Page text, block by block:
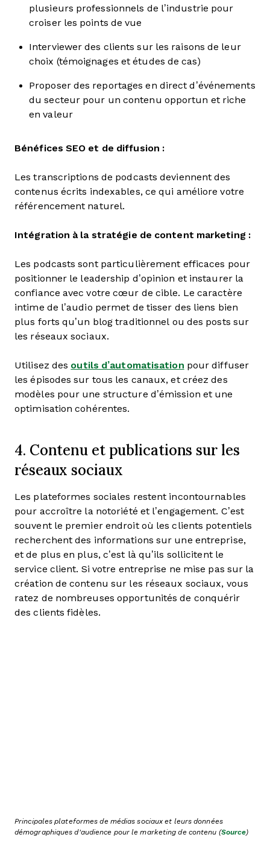
plusieurs professionnels de l’industrie pour
croiser les points de vue
Interviewer des clients sur les raisons de leur
choix (témoignages et études de cas)
Proposer des reportages en direct d’événements
du secteur pour un contenu opportun et riche
en valeur
Bénéfices SEO et de diffusion :
Les transcriptions de podcasts deviennent des
contenus écrits indexables, ce qui améliore votre
référencement naturel.
Intégration à la stratégie de content marketing :
Les podcasts sont particulièrement efficaces pour
positionner le leadership d’opinion et instaurer la
confiance avec votre cœur de cible. Le caractère
intime de l’audio permet de tisser des liens bien
plus forts qu’un blog traditionnel ou des posts sur
les réseaux sociaux.
Utilisez des outils d’automatisation pour diffuser
les épisodes sur tous les canaux, et créez des
modèles pour une structure d’émission et une
optimisation cohérentes.
4. Contenu et publications sur les
réseaux sociaux
Les plateformes sociales restent incontournables
pour accroître la notoriété et l’engagement. C’est
souvent le premier endroit où les clients potentiels
recherchent des informations sur une entreprise,
et de plus en plus, c’est là qu’ils sollicitent le
service client. Si votre entreprise ne mise pas sur la
création de contenu sur les réseaux sociaux, vous
ratez de nombreuses opportunités de conquérir
des clients fidèles.
Principales plateformes de médias sociaux et leurs données
démographiques d'audience pour le marketing de contenu (Source)